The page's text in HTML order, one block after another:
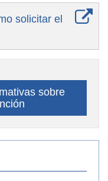
solicitar el
sobre